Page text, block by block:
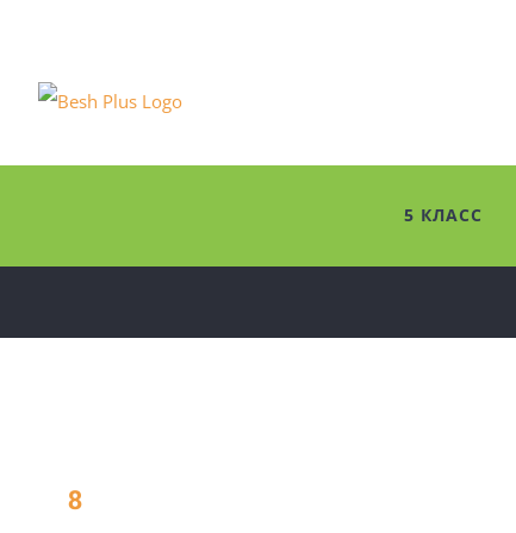
content
5 КЛАСС
8